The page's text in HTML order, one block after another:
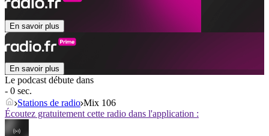
En savoir plus
En savoir plus
Le podcast débute dans
- 0 sec.
Stations de radio Mix 106
Écoutez gratuitement cette radio dans l'application :